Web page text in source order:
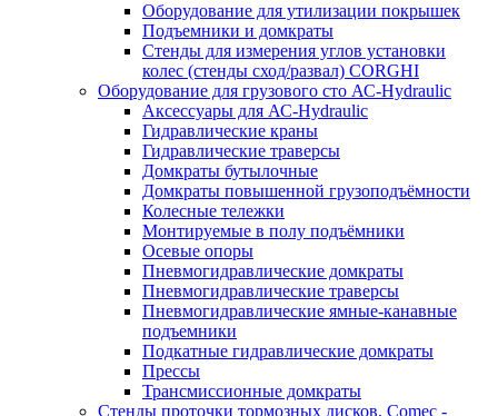
Оборудование для утилизации покрышек
Подъемники и домкраты
Стенды для измерения углов установки
колес (стенды сход/развал) CORGHI
Оборудование для грузового сто АС-Hydraulic
Аксессуары для АС-Hydraulic
Гидравлические краны
Гидравлические траверсы
Домкраты бутылочные
Домкраты повышенной грузоподъёмности
Колесные тележки
Монтируемые в полу подъёмники
Осевые опоры
Пневмогидравлические домкраты
Пневмогидравлические траверсы
Пневмогидравлические ямные-канавные
подъемники
Подкатные гидравлические домкраты
Прессы
Трансмиссионные домкраты
Стенды проточки тормозных дисков, Comec -